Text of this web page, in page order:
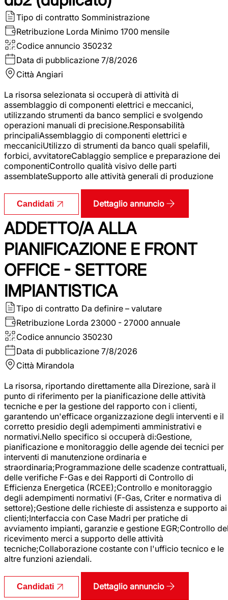
Tipo di contratto Somministrazione
Retribuzione Lorda Minimo 1700 mensile
Codice annuncio 350232
Data di pubblicazione 7/8/2026
Città Angiari
La risorsa selezionata si occuperà di attività di
assemblaggio di componenti elettrici e meccanici,
utilizzando strumenti da banco semplici e svolgendo
operazioni manuali di precisione.Responsabilità
principaliAssemblaggio di componenti elettrici e
meccaniciUtilizzo di strumenti da banco quali spelafili,
forbici, avvitatoreCablaggio semplice e preparazione dei
componentiControllo qualità visivo delle parti
assemblateSupporto alle attività generali di produzione
Candidati Dettaglio annuncio
ADDETTO/A ALLA
PIANIFICAZIONE E FRONT
OFFICE - SETTORE
IMPIANTISTICA
Tipo di contratto Da definire – valutare
Retribuzione Lorda 23000 - 27000 annuale
Codice annuncio 350230
Data di pubblicazione 7/8/2026
Città Mirandola
La risorsa, riportando direttamente alla Direzione, sarà il
punto di riferimento per la pianificazione delle attività
tecniche e per la gestione del rapporto con i clienti,
garantendo un'efficace organizzazione degli interventi e il
corretto presidio degli adempimenti amministrativi e
normativi.Nello specifico si occuperà di:Gestione,
pianificazione e monitoraggio delle agende dei tecnici per
interventi di manutenzione ordinaria e
straordinaria;Programmazione delle scadenze contrattuali,
delle verifiche F-Gas e dei Rapporti di Controllo di
Efficienza Energetica (RCEE);Controllo e monitoraggio
degli adempimenti normativi (F-Gas, Criter e normativa di
settore);Gestione delle richieste di assistenza e supporto ai
clienti;Interfaccia con Case Madri per pratiche di
avviamento impianti, garanzie e gestione EGR;Controllo
ricevimento merci a supporto delle attività
tecniche;Collaborazione costante con l'ufficio tecnico e le
altre funzioni aziendali.
Candidati Dettaglio annuncio